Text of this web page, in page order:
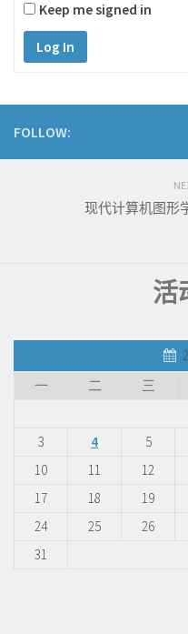
Keep me signed in
Log In
FOLLOW:
现代计算机图形
活
一
二 三
3
4 5
10
11 12
17
18 19
24
25 26
31